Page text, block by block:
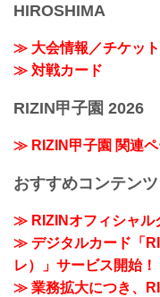
HIROSHIMA
≫ 大会情報／チケット
≫ 対戦カード
RIZIN甲子園 2026
≫ RIZIN甲子園 関連
おすすめコンテンツ
≫ RIZINオフィシャル
≫ デジタルカード「
レ）」サービス開始！
≫ 業務拡大につき、